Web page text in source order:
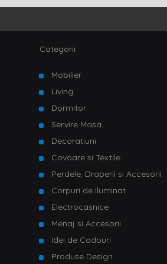
Categorii
Mobilier
Living
Dormitor
Servire Masa
Decoratiuni
Covoare si Textile
Perdele, Draperii si Accesorii
Corpuri de Iluminat
Electrocasnice
Menaj si Accesorii
Idei de Cadouri
Produse Design